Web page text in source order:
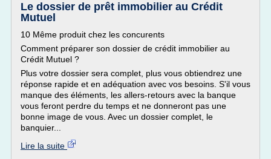
Le dossier de prêt immobilier au Crédit
Mutuel
10 Même produit chez les concurents
Comment préparer son dossier de crédit immobilier au
Crédit Mutuel ?
Plus votre dossier sera complet, plus vous obtiendrez une
réponse rapide et en adéquation avec vos besoins. S'il vous
manque des éléments, les allers-retours avec la banque
vous feront perdre du temps et ne donneront pas une
bonne image de vous. Avec un dossier complet, le
banquier...
Lire la suite